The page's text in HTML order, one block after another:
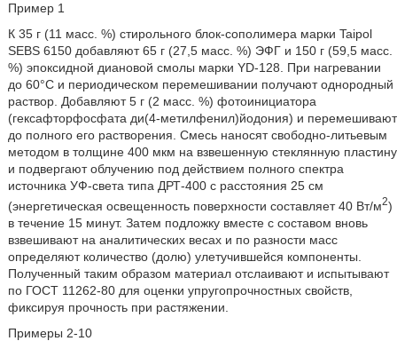
Пример 1
К 35 г (11 масс. %) стирольного блок-сополимера марки Taipol
SEBS 6150 добавляют 65 г (27,5 масс. %) ЭФГ и 150 г (59,5 масс.
%) эпоксидной диановой смолы марки YD-128. При нагревании
до 60°C и периодическом перемешивании получают однородный
раствор. Добавляют 5 г (2 масс. %) фотоинициатора
(гексафторфосфата ди(4-метилфенил)йодония) и перемешивают
до полного его растворения. Смесь наносят свободно-литьевым
методом в толщине 400 мкм на взвешенную стеклянную пластину
и подвергают облучению под действием полного спектра
источника УФ-света типа ДРТ-400 с расстояния 25 см
(энергетическая освещенность поверхности составляет 40 Вт/м2)
в течение 15 минут. Затем подложку вместе с составом вновь
взвешивают на аналитических весах и по разности масс
определяют количество (долю) улетучившейся компоненты.
Полученный таким образом материал отслаивают и испытывают
по ГОСТ 11262-80 для оценки упругопрочностных свойств,
фиксируя прочность при растяжении.
Примеры 2-10